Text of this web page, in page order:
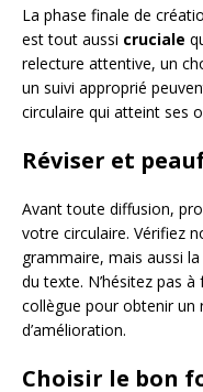
La phase finale de
est tout aussi cruciale
relecture attentive, un
un suivi approprié
circulaire qui atteint ses
Réviser et
Avant toute diffusion,
votre circulaire. Vérifiez
grammaire, mais aussi
du texte. N’hésitez pas
collègue pour obtenir un
d’amélioration.
Choisir le bon